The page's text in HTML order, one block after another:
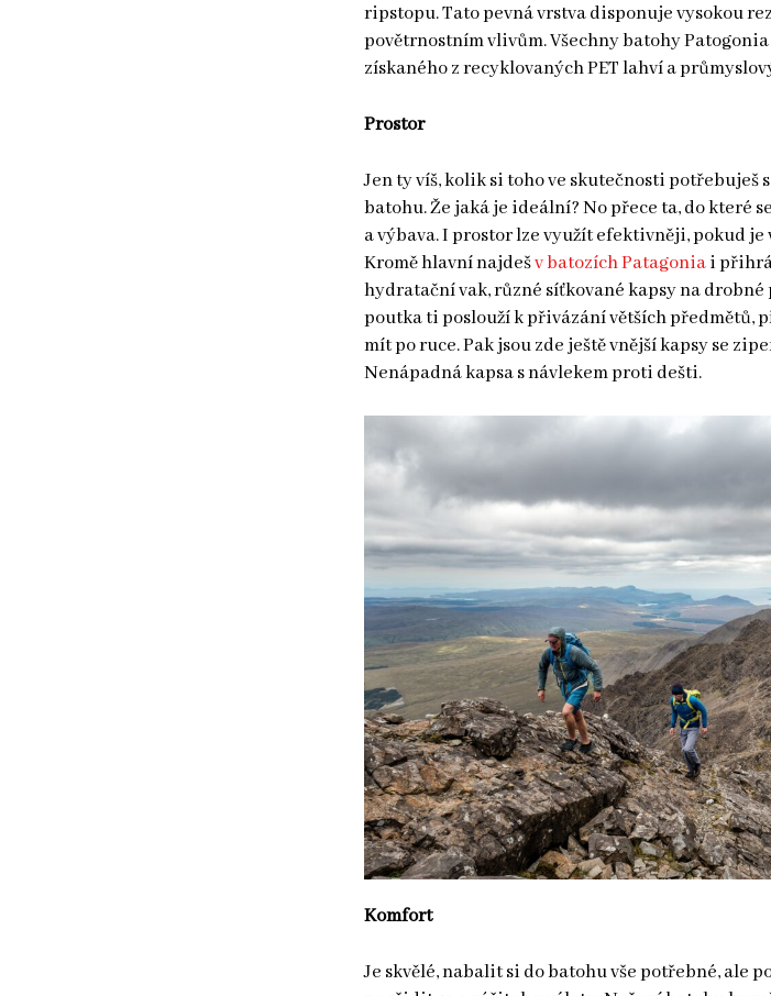
ripstopu. Tato pevná vrstva disponuje vysokou
povětrnostním vlivům. Všechny batohy
získaného z recyklovaných PET lahví a
Prostor
Jen ty víš, kolik si toho ve skutečnosti potřebuješ
batohu. Že jaká je ideální? No přece ta, do které
a výbava. I prostor lze využít efektivněji, pokud
Kromě hlavní najdešv batozích Patagoniai
hydratační vak, různé síťkované kapsy na
poutka ti poslouží k přivázání větších předmětů,
mít po ruce. Pak jsou zde ještě vnější kapsy se
Nenápadná kapsa s návlekem proti dešti.
Komfort
Je skvělé, nabalit si do batohu vše potřebné, ale